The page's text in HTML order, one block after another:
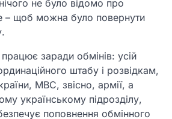
не було відомо про
– щоб можна було повернути
заради обмінів: усій
штабу і розвідкам,
МВС, звісно, армії, а
українському підрозділу,
поповнення обмінного